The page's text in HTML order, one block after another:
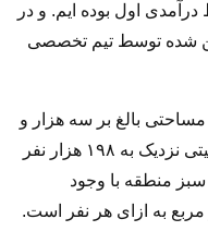
اول بوده ایم. و در
شده توسط تیم تخصصی
در مساحتی بالغ بر سه هزار و
۱۰۰ هکتار دارای پنج ناحیه است و جمعیتی نزدیک به ۱۹۸ هزار نفر
منطقه با وجود
زیرساختی موجود به ۶.۹ متر مربع به ازای هر نفر است.